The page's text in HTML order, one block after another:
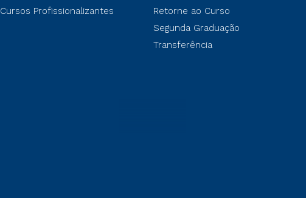
Cursos Profissionalizantes
Retorne ao Curso
Segunda Graduação
Transferência